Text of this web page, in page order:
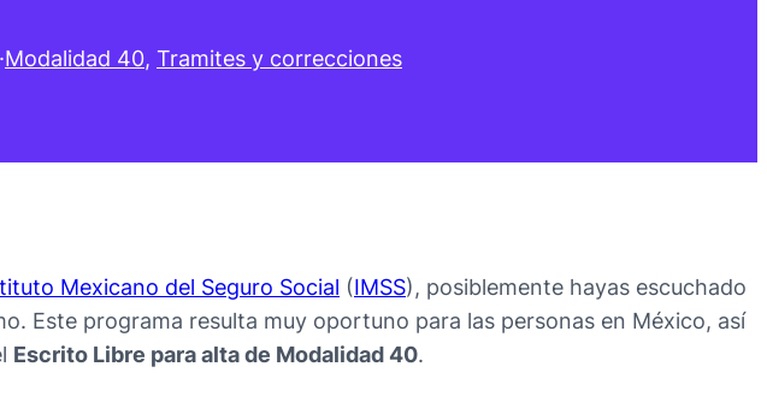
·Modalidad 40, Tramites y correcciones
Mexicano del Seguro Social (IMSS), posiblemente hayas escuchado
Este programa resulta muy oportuno para las personas en México, así
Escrito Libre para alta de Modalidad 40.